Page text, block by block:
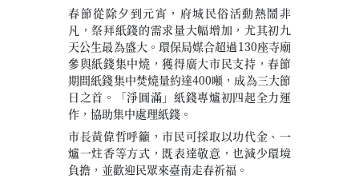
春節從除夕到元宵，府城民俗活動熱鬧非
凡，祭拜紙錢的需求量大幅增加，尤其初九
天公生最為盛大。環保局媒合超過130座寺廟
參與紙錢集中燒，獲得廣大市民支持，春節
期間紙錢集中焚燒量約達400噸，成為三大節
日之首。「淨圓滿」紙錢專爐初四起全力運
作，協助集中處理紙錢。
市長黃偉哲呼籲，市民可採取以功代金、一
爐一炷香等方式，既表達敬意，也減少環境
負擔，並歡迎民眾來臺南走春祈福。